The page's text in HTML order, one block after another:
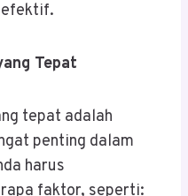
efektif.
Tepat
tepat adalah
penting dalam
harus
faktor, seperti: